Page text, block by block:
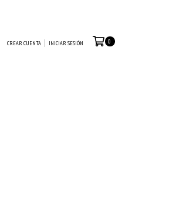
CREAR CUENTA INICIAR SESIÓN 0